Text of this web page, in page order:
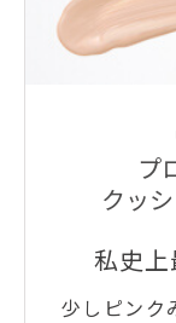
プ
クッ
私史上
少しピンク